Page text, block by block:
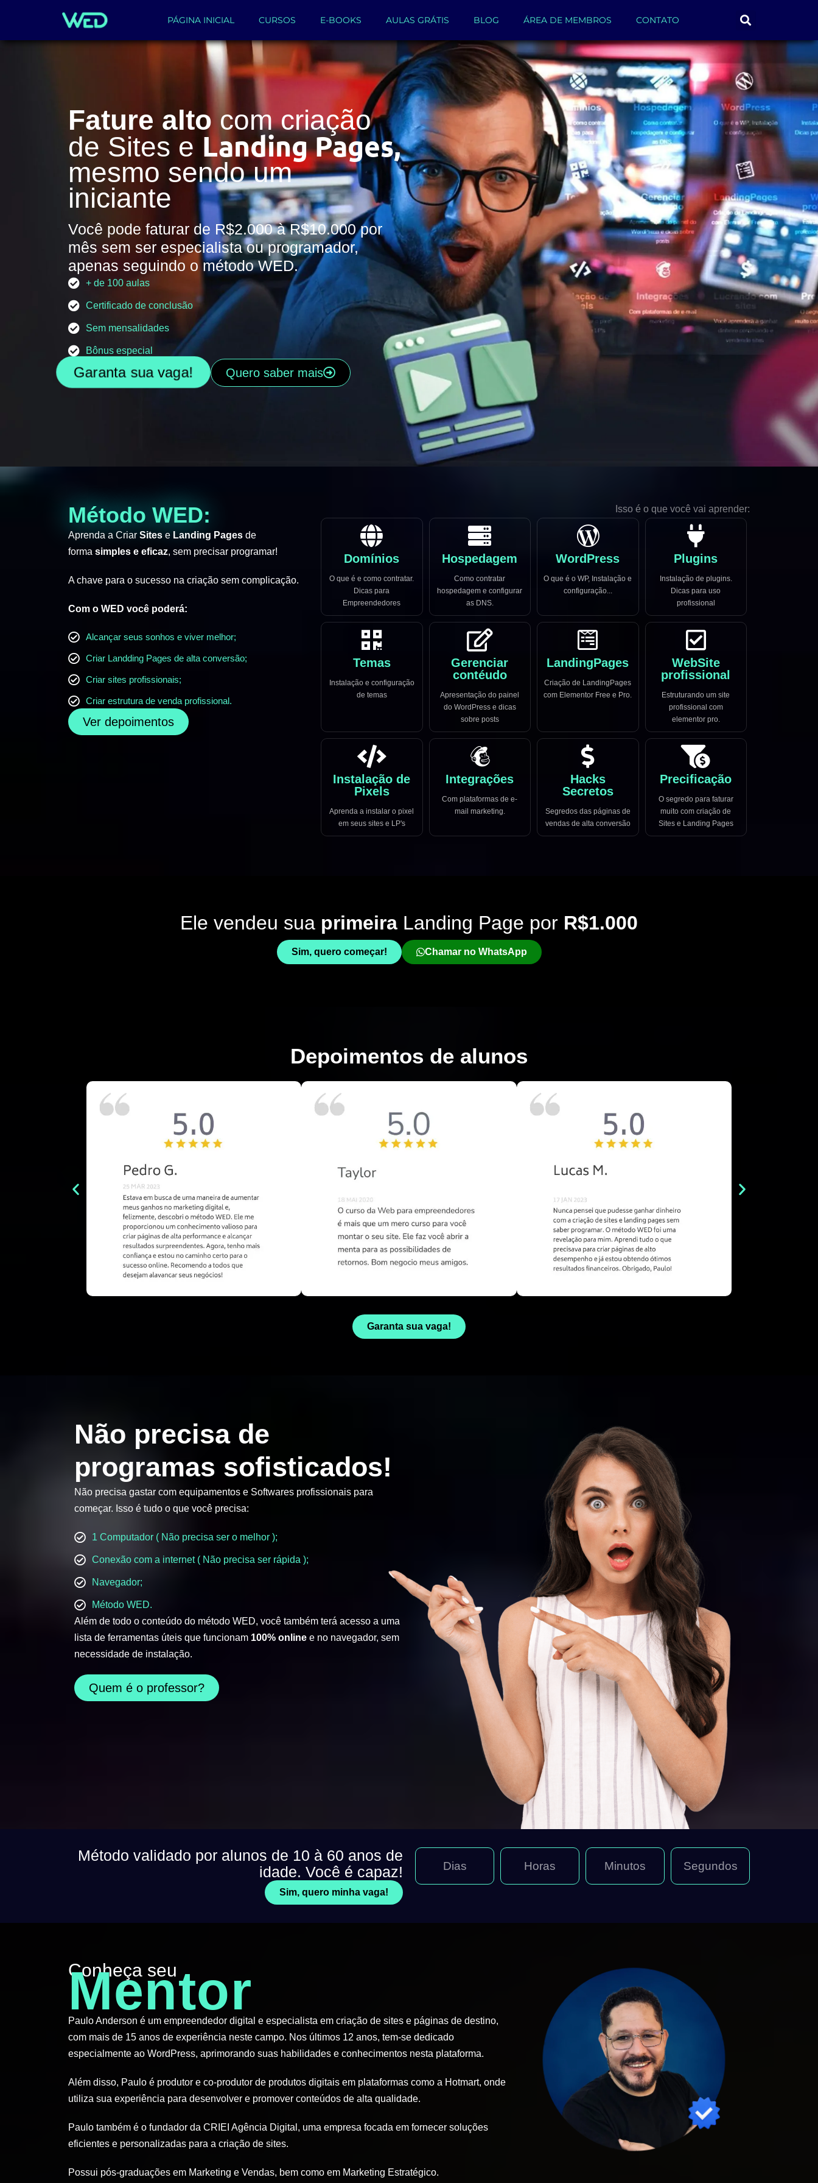
PÁGINA INICIAL CURSOS E-BOOKS AULAS GRÁTIS BLOG ÁREA DE MEMBROS CONTATO
Fature alto com criação
de Sites e Landing Pages,
mesmo sendo um
iniciante
Você pode faturar de R$2.000 à R$10.000 por
mês sem ser especialista ou programador,
apenas seguindo o método WED.
+ de 100 aulas
Certificado de conclusão
Sem mensalidades
Bônus especial
Garanta sua vaga! Quero saber mais
Método WED:
Aprenda a Criar Sites e Landing Pages de
forma simples e eficaz, sem precisar programar!
A chave para o sucesso na criação sem complicação.
Com o WED você poderá:
Alcançar seus sonhos e viver melhor;
Criar Landding Pages de alta conversão;
Criar sites profissionais;
Criar estrutura de venda profissional.
Ver depoimentos
Isso é o que você vai aprender:
Domínios
O que é e como contratar.
Dicas para
Empreendedores
Hospedagem
Como contratar
hospedagem e configurar
as DNS.
WordPress
O que é o WP, Instalação e
configuração...
Plugins
Instalação de plugins.
Dicas para uso
profissional
Temas
Instalação e configuração
de temas
Gerenciar
contéudo
Apresentação do painel
do WordPress e dicas
sobre posts
LandingPages
Criação de LandingPages
com Elementor Free e Pro.
WebSite
profissional
Estruturando um site
profissional com
elementor pro.
Instalação de
Pixels
Aprenda a instalar o pixel
em seus sites e LP's
Integrações
Com plataformas de e-
mail marketing.
Hacks
Secretos
Segredos das páginas de
vendas de alta conversão
Precificação
O segredo para faturar
muito com criação de
Sites e Landing Pages
Ele vendeu sua primeira Landing Page por R$1.000
Sim, quero começar! Chamar no WhatsApp
Depoimentos de alunos
Garanta sua vaga!
Não precisa de
programas sofisticados!
Não precisa gastar com equipamentos e Softwares profissionais para
começar. Isso é tudo o que você precisa:
1 Computador ( Não precisa ser o melhor );
Conexão com a internet ( Não precisa ser rápida );
Navegador;
Método WED.
Além de todo o conteúdo do método WED, você também terá acesso a uma
lista de ferramentas úteis que funcionam 100% online e no navegador, sem
necessidade de instalação.
Quem é o professor?
Método validado por alunos de 10 à 60 anos de
idade. Você é capaz!
Sim, quero minha vaga!
Dias Horas Minutos Segundos
Conheça seu
Mentor
Paulo Anderson é um empreendedor digital e especialista em criação de sites e páginas de destino,
com mais de 15 anos de experiência neste campo. Nos últimos 12 anos, tem-se dedicado
especialmente ao WordPress, aprimorando suas habilidades e conhecimentos nesta plataforma.
Além disso, Paulo é produtor e co-produtor de produtos digitais em plataformas como a Hotmart, onde
utiliza sua experiência para desenvolver e promover conteúdos de alta qualidade.
Paulo também é o fundador da CRIEI Agência Digital, uma empresa focada em fornecer soluções
eficientes e personalizadas para a criação de sites.
Possui pós-graduações em Marketing e Vendas, bem como em Marketing Estratégico.